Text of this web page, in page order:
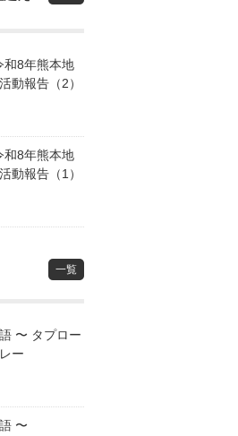
和8年熊本地
動報告（2）
和8年熊本地
動報告（1）
一覧
〜 タプロー
ー
〜